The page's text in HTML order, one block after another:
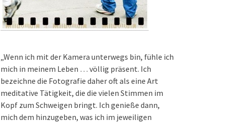
„Wenn ich mit der Kamera unterwegs bin, fühle ich
mich in meinem Leben … völlig präsent. Ich
bezeichne die Fotografie daher oft als eine Art
meditative Tätigkeit, die die vielen Stimmen im
Kopf zum Schweigen bringt. Ich genieße dann,
mich dem hinzugeben, was ich im jeweiligen